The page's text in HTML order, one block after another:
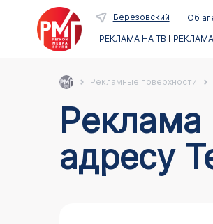
Березовский Об
РЕКЛАМА НА ТВ
Рекламные поверхности
Реклама на медиафасадах в Березовском по
адресу